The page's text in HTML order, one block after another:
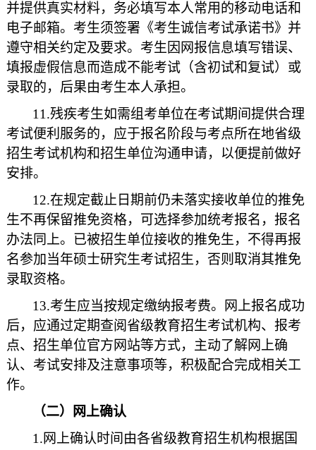
并提供真实材料，务必填写本人常用的移动电话和
电子邮箱。考生须签署《考生诚信考试承诺书》并
遵守相关约定及要求。考生因网报信息填写错误、
填报虚假信息而造成不能考试（含初试和复试）或
录取的，后果由考生本人承担。
11.残疾考生如需组考单位在考试期间提供合理
考试便利服务的，应于报名阶段与考点所在地省级
招生考试机构和招生单位沟通申请，以便提前做好
安排。
12.在规定截止日期前仍未落实接收单位的推免
生不再保留推免资格，可选择参加统考报名，报名
办法同上。已被招生单位接收的推免生，不得再报
名参加当年硕士研究生考试招生，否则取消其推免
录取资格。
13.考生应当按规定缴纳报考费。网上报名成功
后，应通过定期查阅省级教育招生考试机构、报考
点、招生单位官方网站等方式，主动了解网上确
认、考试安排及注意事项等，积极配合完成相关工
作。
（二）网上确认
1.网上确认时间由各省级教育招生机构根据国